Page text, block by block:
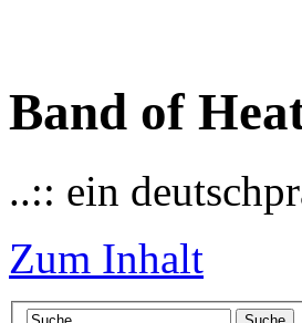
Band of
..:: ein
Zum Inhalt